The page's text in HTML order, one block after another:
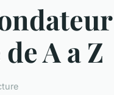
A a Z